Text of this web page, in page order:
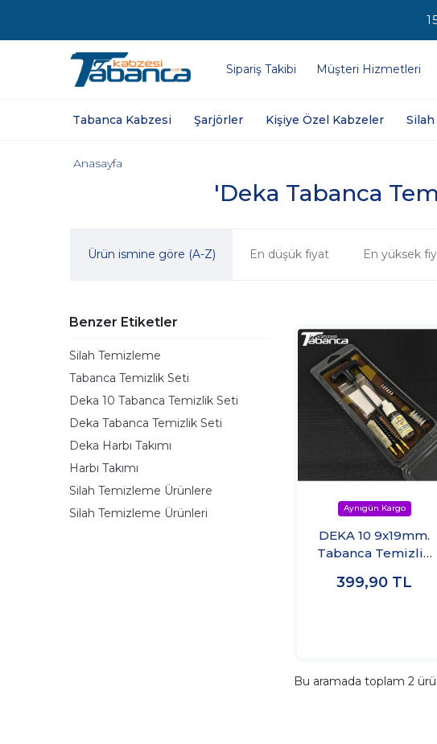
Sipariş Takibi Müşteri Hizmetleri
Tabanca Kabzesi Şarjörler Kişiye Özel Kabzeler
'Deka Tabanca
Anasayfa
Ürün ismine göre (A-Z) En düşük fiyat En yüksek
Benzer Etiketler
Silah Temizleme
Tabanca Temizlik Seti
Deka 10 Tabanca Temizlik Seti
Deka Tabanca Temizlik Seti
Deka Harbı Takımı
Harbı Takımı
Silah Temizleme Ürünlere
Silah Temizleme Ürünleri
DEKA 10 9x19mm.
Tabanca Temizlik
399,90 TL
Bu aramada toplam 2